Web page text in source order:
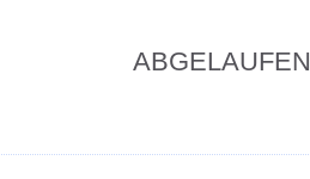
ABGELAUFEN